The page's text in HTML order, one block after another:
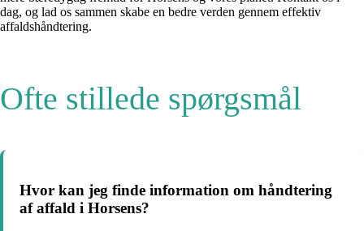
dag, og lad os sammen skabe en bedre verden gennem effektiv
affaldshåndtering.
Ofte stillede spørgsmål
Hvor kan jeg finde information om håndtering
af affald i Horsens?